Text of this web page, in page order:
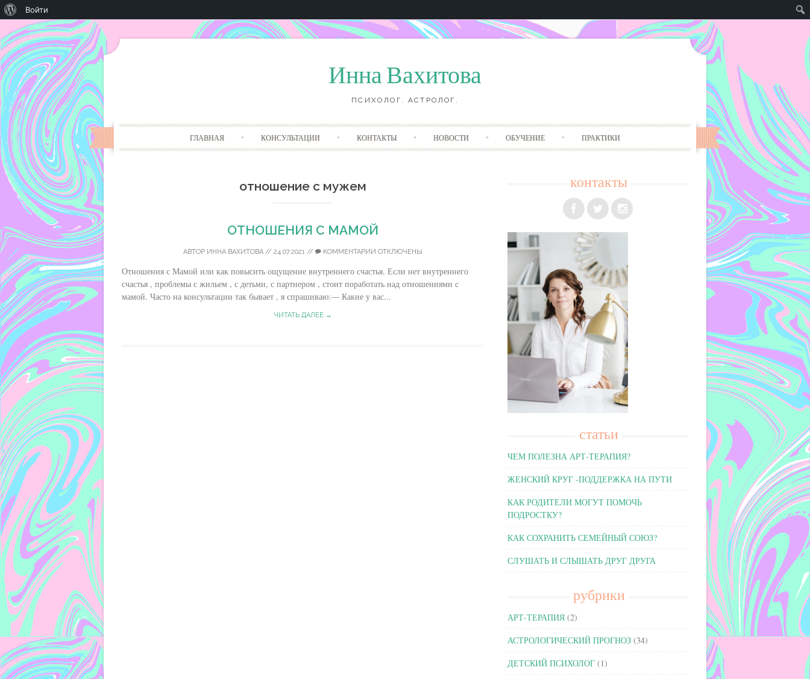
Инна Вахитова
ПСИХОЛОГ. АСТРОЛОГ.
Перейти
ГЛАВНАЯ КОНСУЛЬТАЦИИ КОНТАКТЫ НОВОСТИ ОБУЧЕНИЕ ПРАКТИКИ
отношение с мужем
ОТНОШЕНИЯ С МАМОЙ
АВТОР ИННА ВАХИТОВА// 24.07.2021// КОММЕНТАРИИ ОТКЛЮЧЕНЫ
Отношения с Мамой или как повысить ощущение внутреннего счастья. Если нет внутреннего
счастья , проблемы с жильем , с детьми, с партнером , стоит поработать над отношениями с
мамой. Часто на консультации так бывает , я спрашиваю:— Какие у вас...
ЧИТАТЬ ДАЛЕЕ →
контакты
статьи
ЧЕМ ПОЛЕЗНА АРТ-ТЕРАПИЯ?
ЖЕНСКИЙ КРУГ -ПОДДЕРЖКА НА ПУТИ
КАК РОДИТЕЛИ МОГУТ ПОМОЧЬ
ПОДРОСТКУ?
КАК СОХРАНИТЬ СЕМЕЙНЫЙ СОЮЗ?
СЛУШАТЬ И СЛЫШАТЬ ДРУГ ДРУГА
рубрики
АРТ-ТЕРАПИЯ (2)
АСТРОЛОГИЧЕСКИЙ ПРОГНОЗ (34)
ДЕТСКИЙ ПСИХОЛОГ (1)
WordPress
Войти